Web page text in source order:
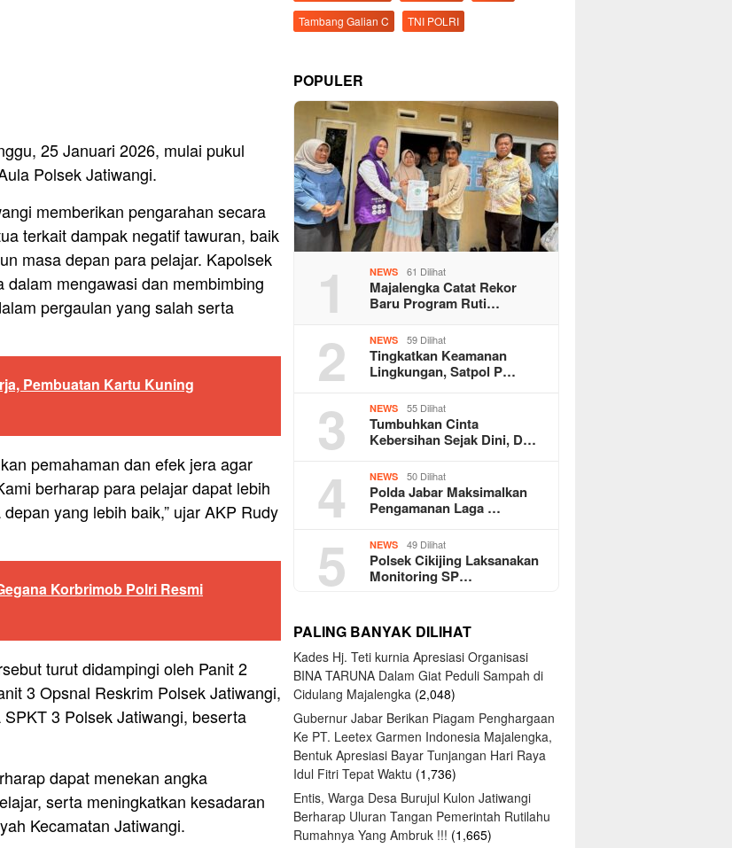
25 Januari 2026, mulai pukul
Polsek Jatiwangi.
memberikan pengarahan secara
terkait dampak negatif tawuran, baik
masa depan para pelajar. Kapolsek
mengawasi dan membimbing
pergaulan yang salah serta
Pembuatan Kartu Kuning
pemahaman dan efek jera agar
berharap para pelajar dapat lebih
yang lebih baik,” ujar AKP Rudy
Korbrimob Polri Resmi
turut didampingi oleh Panit 2
3 Opsnal Reskrim Polsek Jatiwangi,
3 Polsek Jatiwangi, beserta
dapat menekan angka
serta meningkatkan kesadaran
Kecamatan Jatiwangi.
Tambang Galian C
TNI POLRI
POPULER
1 NEWS 61 Dilihat
Majalengka Catat Rekor
Baru Program Ruti…
2 NEWS 59 Dilihat
Tingkatkan Keamanan
Lingkungan, Satpol P…
3 NEWS 55 Dilihat
Tumbuhkan Cinta
Kebersihan Sejak Dini, D…
4 NEWS 50 Dilihat
Polda Jabar Maksimalkan
Pengamanan Laga …
5 NEWS 49 Dilihat
Polsek Cikijing Laksanakan
Monitoring SP…
PALING BANYAK DILIHAT
Kades Hj. Teti kurnia Apresiasi Organisasi
BINA TARUNA Dalam Giat Peduli Sampah di
Cidulang Majalengka (2,048)
Gubernur Jabar Berikan Piagam Penghargaan
Ke PT. Leetex Garmen Indonesia Majalengka,
Bentuk Apresiasi Bayar Tunjangan Hari Raya
Idul Fitri Tepat Waktu (1,736)
Entis, Warga Desa Burujul Kulon Jatiwangi
Berharap Uluran Tangan Pemerintah Rutilahu
Rumahnya Yang Ambruk !!! (1,665)